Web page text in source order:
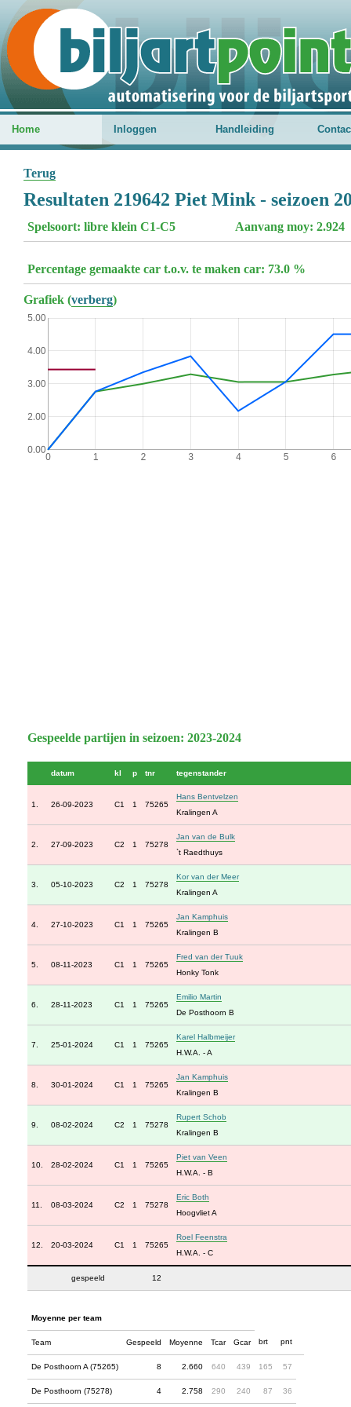
Home Inloggen Handleiding
Terug
Resultaten 219642 Piet Mink - seizoen
Spelsoort: libre klein C1-C5 Aanvang moy: 2.924
Percentage gemaakte car t.o.v. te maken car: 73.0 %
Grafiek (verberg)
Gespeelde partijen in seizoen: 2023-2024
datum kl p tnr tegenstander
1. 26-09-2023 C1 1 75265
Hans Bentvelzen
Kralingen A
2. 27-09-2023 C2 1 75278
Jan van de Bulk
`t Raedthuys
3. 05-10-2023 C2 1 75278
Kor van der Meer
Kralingen A
4. 27-10-2023 C1 1 75265
Jan Kamphuis
Kralingen B
5. 08-11-2023 C1 1 75265
Fred van der Tuuk
Honky Tonk
6. 28-11-2023 C1 1 75265
Emilio Martin
De Posthoorn B
7. 25-01-2024 C1 1 75265
Karel Halbmeijer
H.W.A. - A
8. 30-01-2024 C1 1 75265
Jan Kamphuis
Kralingen B
9. 08-02-2024 C2 1 75278
Rupert Schob
Kralingen B
10. 28-02-2024 C1 1 75265
Piet van Veen
H.W.A. - B
11. 08-03-2024 C2 1 75278
Eric Both
Hoogvliet A
12. 20-03-2024 C1 1 75265
Roel Feenstra
H.W.A. - C
gespeeld 12
Moyenne per team
Team Gespeeld Moyenne Tcar Gcar brt pnt
De Posthoorn A (75265) 8 2.660 640 439 165 57
De Posthoorn (75278) 4 2.758 290 240 87 36